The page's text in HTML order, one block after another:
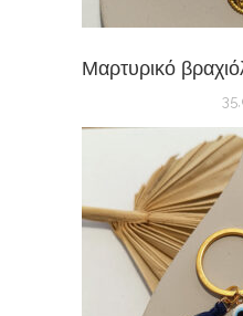
Μαρτυρικό